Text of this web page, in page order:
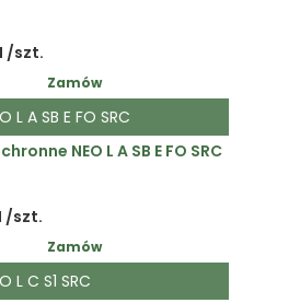
/szt.
Zamów
A SB E FO SRC
NEO L A SB E FO SRC
/szt.
Zamów
L C S1 SRC